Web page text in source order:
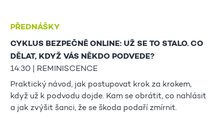
PŘEDNÁŠKY
CYKLUS BEZPEČNĚ ONLINE: UŽ SE TO STALO. CO
DĚLAT, KDYŽ VÁS NĚKDO PODVEDE?
14:30 | REMINISCENCE
Praktický návod, jak postupovat krok za krokem,
když už k podvodu dojde. Kam se obrátit, co nahlásit
a jak zvýšit šanci, že se škoda podaří zmírnit.